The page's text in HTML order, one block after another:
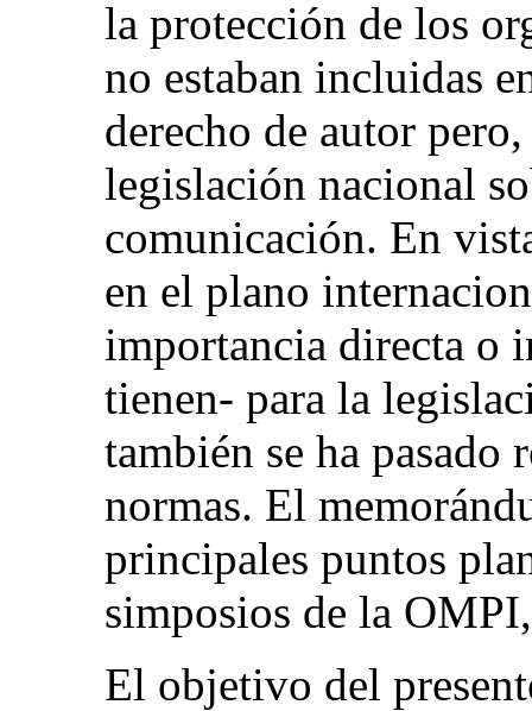
la protección de los
no estaban incluidas
derecho de autor
legislación nacional
comunicación. En
en el plano
importancia directa o
tienen- para la
también se ha pasado
normas. El
principales puntos
simposios de la
El objetivo del